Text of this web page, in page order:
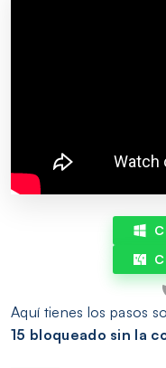
Aquí tienes los pasos
15 bloqueado sin la